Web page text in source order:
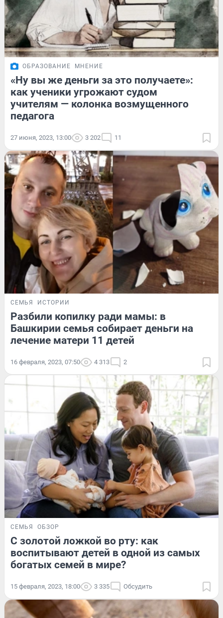
ОБРАЗОВАНИЕ МНЕНИЕ
«Ну вы же деньги за это получаете»:
как ученики угрожают судом
учителям — колонка возмущенного
педагога
27 июня, 2023, 13:00 3 202 11
СЕМЬЯ ИСТОРИИ
Разбили копилку ради мамы: в
Башкирии семья собирает деньги на
лечение матери 11 детей
16 февраля, 2023, 07:50 4 313 2
СЕМЬЯ ОБЗОР
С золотой ложкой во рту: как
воспитывают детей в одной из самых
богатых семей в мире?
15 февраля, 2023, 18:00 3 335 Обсудить